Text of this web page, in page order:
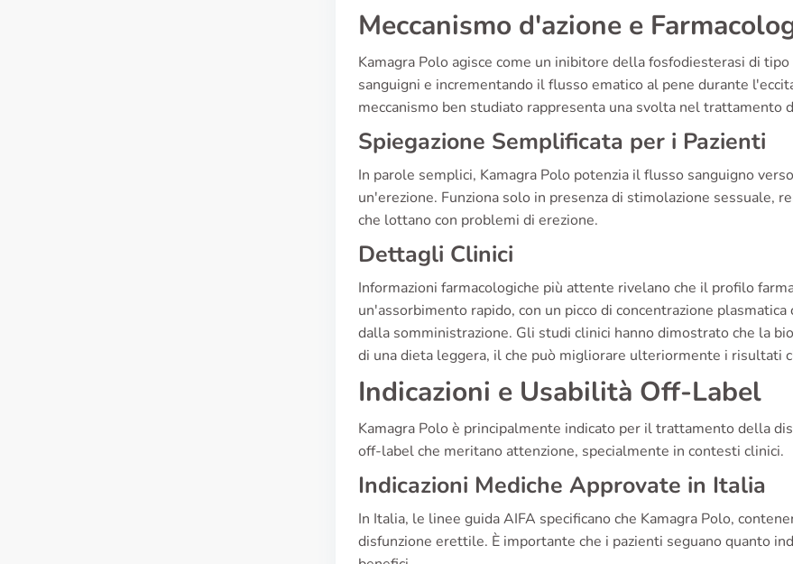
Meccanismo d'azione e
Kamagra Polo agisce come un inibitore della fosfodiesterasi di
sanguigni e incrementando il flusso ematico al pene durante
meccanismo ben studiato rappresenta una svolta nel trattamento
Spiegazione Semplificata per i Pazienti
In parole semplici, Kamagra Polo potenzia il flusso sanguigno
un'erezione. Funziona solo in presenza di stimolazione sessuale,
che lottano con problemi di erezione.
Dettagli Clinici
Informazioni farmacologiche più attente rivelano che il profilo
un'assorbimento rapido, con un picco di concentrazione
dalla somministrazione. Gli studi clinici hanno dimostrato che la
di una dieta leggera, il che può migliorare ulteriormente i risultati
Indicazioni e Usabilità Off-Label
Kamagra Polo è principalmente indicato per il trattamento della
off-label che meritano attenzione, specialmente in contesti clinici.
Indicazioni Mediche Approvate in Italia
In Italia, le linee guida AIFA specificano che Kamagra Polo,
disfunzione erettile. È importante che i pazienti seguano quanto